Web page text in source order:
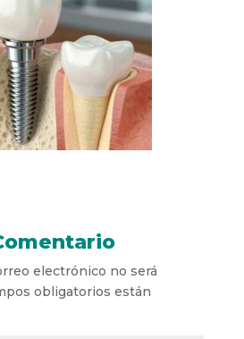
electrónico no será
obligatorios están